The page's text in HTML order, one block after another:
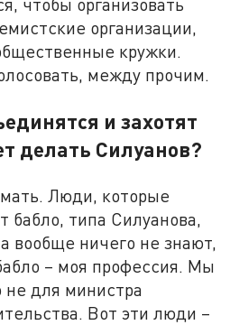
чтобы организовать
организации,
кружки.
между прочим.
и захотят
делать Силуанов?
Люди, которые
бабло, типа Силуанова,
вообще ничего не знают,
– моя профессия. Мы
не для министра
Вот эти люди –